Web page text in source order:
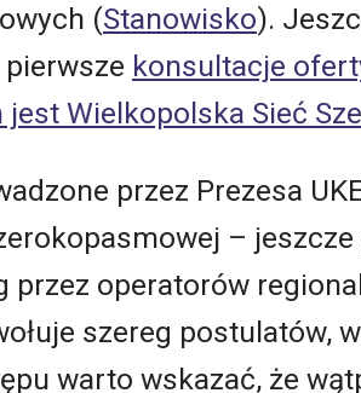
(Stanowisko).
konsultacje
Wielkopolska Sieć
przez Prezesa
–
przez operatorów
szereg postulatów,
warto wskazać, że